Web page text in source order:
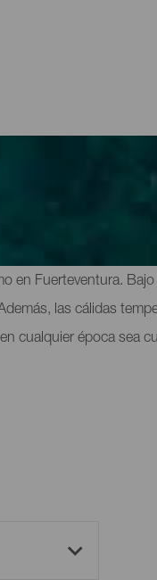
en Fuerteventura.
las cálidas
cualquier época sea